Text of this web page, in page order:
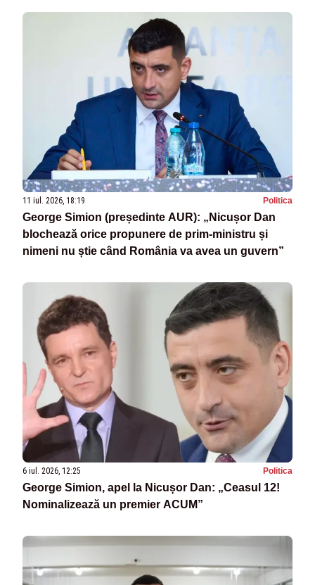
11 iul. 2026, 18:19 Politica
George Simion (președinte AUR): „Nicușor Dan
blochează orice propunere de prim-ministru și
nimeni nu știe când România va avea un guvern”
6 iul. 2026, 12:25 Politica
George Simion, apel la Nicușor Dan: „Ceasul 12!
Nominalizează un premier ACUM”